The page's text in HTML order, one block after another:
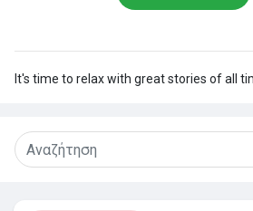
Ανακάλυψε Αγορά
οι Ομάδες μου
It's time to relax with great stories of all